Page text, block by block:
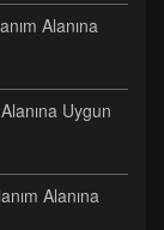
Alanına
Uygun
Alanına